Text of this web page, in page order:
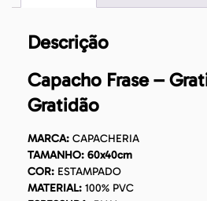
Descrição
Capacho Frase –
Gratidão
MARCA: CAPACHERIA
TAMANHO: 60x40cm
COR: ESTAMPADO
MATERIAL: 100% PVC